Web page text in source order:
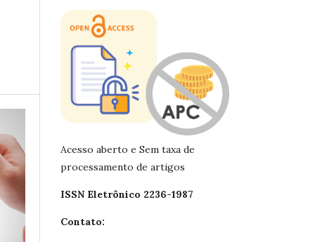
Acesso aberto e Sem taxa de
processamento de artigos
ISSN Eletrônico 2236-1987
Contato: